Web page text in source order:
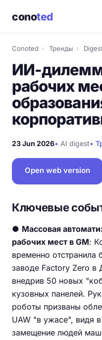
conoted
Conoted › Тренды ›
ИИ-
рабочих
23 Jun 2026• AI digest•
Open web version
Ключевые
● Массовая
рабочих мест в GM:
временно отстранила
заводе Factory Zero в
внедрив 50 новых
кузовных панелей.
роботы призваны
UAW "в ужасе", видя
замещение людей